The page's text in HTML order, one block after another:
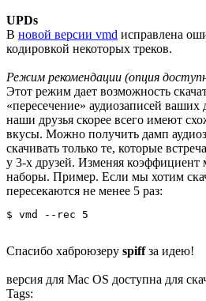
UPDs
В новой версии vmd исправлена
кодировкой некоторых треков.
Режим рекомендации (опция
Этот режим дает возможность
«пересечение» аудиозаписей ваших
наши друзья скорее всего имеют
вкусы. Можно получить дамп
скачивать только те, которые
у 3-х друзей. Изменяя коэффициент
наборы. Пример. Если мы хотим
пересекаются не менее 5 раз:
Спасибо хаброюзеру spiffза идею!
версия для Mac OS доступна для
Tags: